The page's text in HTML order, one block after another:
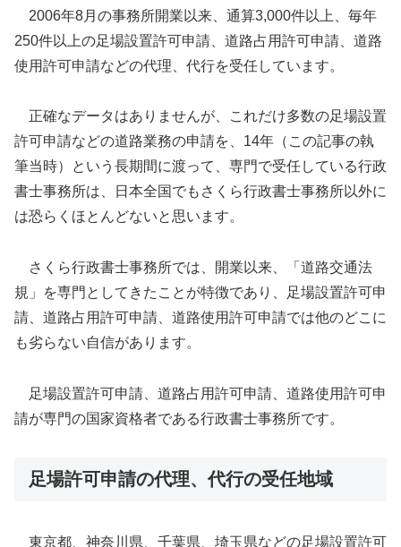
2006年8月の事務所開業以来、通算3,000件以上、毎年
250件以上の足場設置許可申請、道路占用許可申請、道路
使用許可申請などの代理、代行を受任しています。
正確なデータはありませんが、これだけ多数の足場設置
許可申請などの道路業務の申請を、14年（この記事の執
筆当時）という長期間に渡って、専門で受任している行政
書士事務所は、日本全国でもさくら行政書士事務所以外に
は恐らくほとんどないと思います。
さくら行政書士事務所では、開業以来、「道路交通法
規」を専門としてきたことが特徴であり、足場設置許可申
請、道路占用許可申請、道路使用許可申請では他のどこに
も劣らない自信があります。
足場設置許可申請、道路占用許可申請、道路使用許可申
請が専門の国家資格者である行政書士事務所です。
足場許可申請の代理、代行の受任地域
東京都、神奈川県、千葉県、埼玉県などの足場設置許可